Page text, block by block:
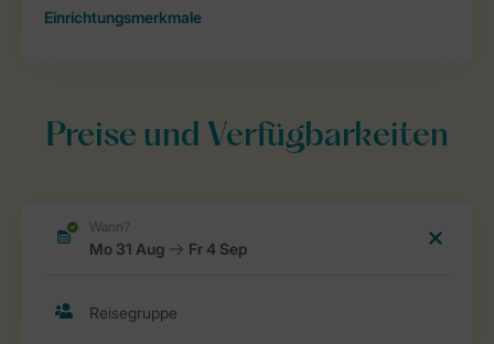
Einrichtungsmerkmale
Preise und Verfügbarkeiten